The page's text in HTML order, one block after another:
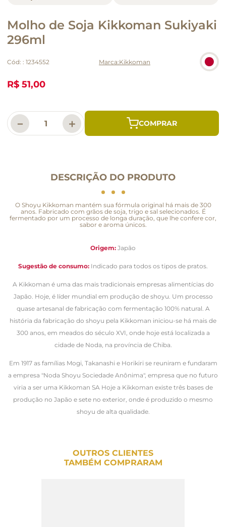
Molho de Soja Kikkoman Sukiyaki
296ml
Cód: : 1234552 Kikkoman
R$ 51,00
＋
－
DESCRIÇÃO DO PRODUTO
O Shoyu Kikkoman mantém sua fórmula original há mais de 300
anos. Fabricado com grãos de soja, trigo e sal selecionados. É
fermentado por um processo de longa duração, que lhe confere cor,
sabor e aroma únicos.
Origem: Japão
Sugestão de consumo: Indicado para todos os tipos de pratos.
A Kikkoman é uma das mais tradicionais empresas alimentícias do
Japão. Hoje, é líder mundial em produção de shoyu. Um processo
quase artesanal de fabricação com fermentação 100% natural. A
história da fabricação do shoyu pela Kikkoman iniciou-se há mais de
300 anos, em meados do século XVI, onde hoje está localizada a
cidade de Noda, na província de Chiba.
Em 1917 as famílias Mogi, Takanashi e Horikiri se reuniram e fundaram
a empresa "Noda Shoyu Sociedade Anônima", empresa que no futuro
viria a ser uma Kikkoman SA Hoje a Kikkoman existe três bases de
produção no Japão e sete no exterior, onde é produzido o mesmo
shoyu de alta qualidade.
OUTROS CLIENTES
TAMBÉM COMPRARAM